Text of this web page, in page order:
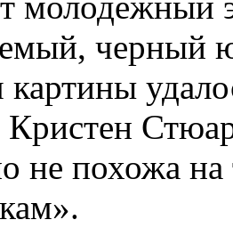
черный
картины
не похожа